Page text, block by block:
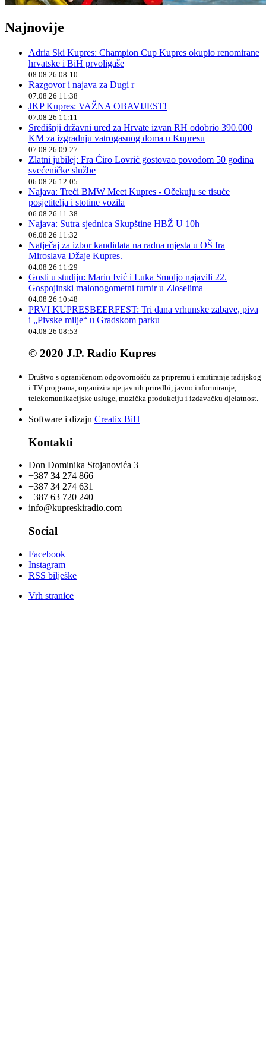
Najnovije
Adria Ski Kupres: Champion Cup Kupres okupio renomirane
hrvatske i BiH prvoligaše
08.08.26 08:10
Razgovor i najava za Dugi r
07.08.26 11:38
JKP Kupres: VAŽNA OBAVIJEST!
07.08.26 11:11
Središnji državni ured za Hrvate izvan RH odobrio 390.000
KM za izgradnju vatrogasnog doma u Kupresu
07.08.26 09:27
Zlatni jubilej: Fra Ćiro Lovrić gostovao povodom 50 godina
svećeničke službe
06.08.26 12:05
Najava: Treći BMW Meet Kupres - Očekuju se tisuće
posjetitelja i stotine vozila
06.08.26 11:38
Najava: Sutra sjednica Skupštine HBŽ U 10h
06.08.26 11:32
Natječaj za izbor kandidata na radna mjesta u OŠ fra
Miroslava Džaje Kupres.
04.08.26 11:29
Gosti u studiju: Marin Ivić i Luka Smoljo najavili 22.
Gospojinski malonogometni turnir u Zloselima
04.08.26 10:48
PRVI KUPRESBEERFEST: Tri dana vrhunske zabave, piva
i „Pivske milje“ u Gradskom parku
04.08.26 08:53
© 2020 J.P. Radio Kupres
Društvo s ograničenom odgovornošću za pripremu i emitiranje radijskog
i TV programa, organiziranje javnih priredbi, javno informiranje,
telekomunikacijske usluge, muzička produkciju i izdavačku djelatnost.
Software i dizajn Creatix BiH
Kontakti
Don Dominika Stojanovića 3
+387 34 274 866
+387 34 274 631
+387 63 720 240
info@kupreskiradio.com
Social
Facebook
Instagram
RSS bilješke
Vrh stranice